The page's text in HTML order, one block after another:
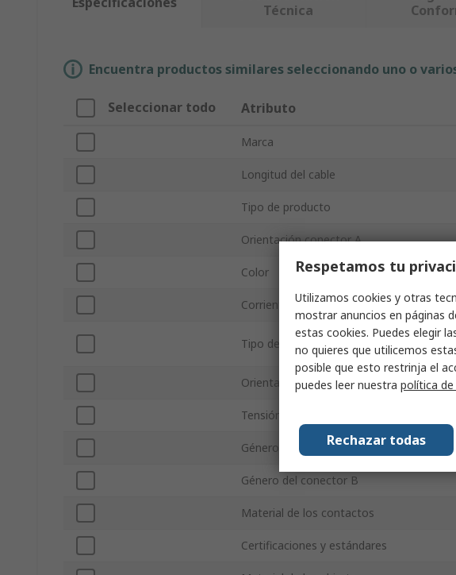
Técnica
Encuentra productos similares seleccionando uno o
Seleccionar todo Atributo
Marca
Longitud del cable
Tipo de producto
Orientación conector A
Color
Corriente
Tipo de cable de prueba
Orientación conector B
Tensión
Género del conector A
Género del conector B
Material de los contactos
Certificaciones y estándares
Respetamos tu
Utilizamos cookies y otras
mostrar anuncios en páginas
estas cookies. Puedes elegir
no quieres que utilicemos
posible que esto restrinja el
puedes leer nuestra política
Rechazar todas